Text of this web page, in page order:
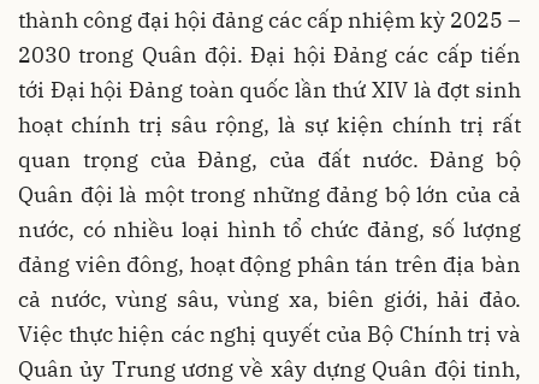
thành công đại hội đảng các cấp nhiệm kỳ 2025 –
2030 trong Quân đội. Đại hội Đảng các cấp tiến
tới Đại hội Đảng toàn quốc lần thứ XIV là đợt sinh
hoạt chính trị sâu rộng, là sự kiện chính trị rất
quan trọng của Đảng, của đất nước. Đảng bộ
Quân đội là một trong những đảng bộ lớn của cả
nước, có nhiều loại hình tổ chức đảng, số lượng
đảng viên đông, hoạt động phân tán trên địa bàn
cả nước, vùng sâu, vùng xa, biên giới, hải đảo.
Việc thực hiện các nghị quyết của Bộ Chính trị và
Quân ủy Trung ương về xây dựng Quân đội tinh,